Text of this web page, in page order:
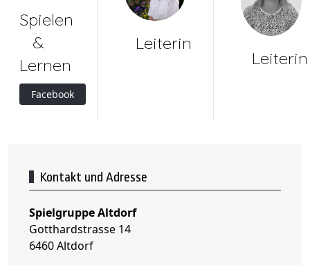
Spielen
&
Lernen
Facebook
Leiterin
Leiterin
Kontakt und Adresse
Spielgruppe Altdorf
Gotthardstrasse 14
6460 Altdorf